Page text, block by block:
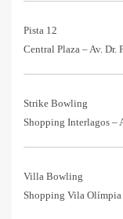
Pista 12
Central Plaza – Av.
Strike Bowling
Shopping Interlagos –
Villa Bowling
Shopping Vila